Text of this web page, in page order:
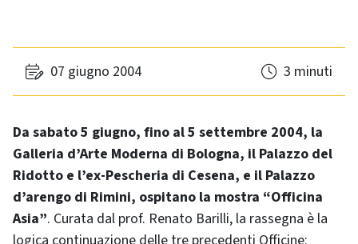
07 giugno 2004 3 minuti
Da sabato 5 giugno, fino al 5 settembre 2004, la
Galleria d’Arte Moderna di Bologna, il Palazzo del
Ridotto e l’ex-Pescheria di Cesena, e il Palazzo
d’arengo di Rimini, ospitano la mostra “Officina
Asia”. Curata dal prof. Renato Barilli, la rassegna è la